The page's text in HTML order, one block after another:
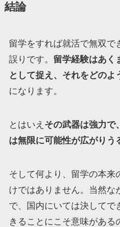
結論
留学をすれば就活で無双で
誤りです。 留学経験はあく
として捉え、それをどのよ
になります。
とはいえ その武器は強力で
は無限に可能性が広がりう
そして何より、留学の本来
けではありません。当然な
で、国内にいては決してで
きることにこそ意味がある